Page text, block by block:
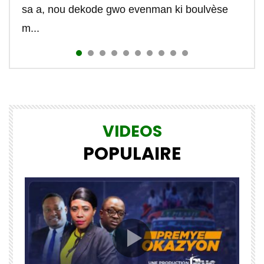
sa a, nou dekode gwo evenman ki boulvèse
m...
VIDEOS
POPULAIRE